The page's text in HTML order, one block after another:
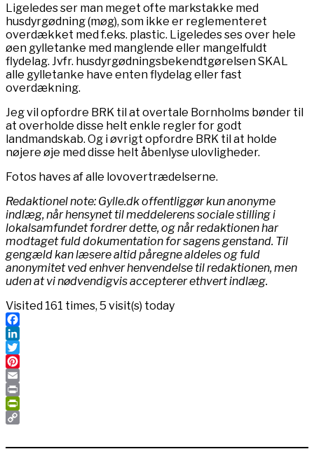
Ligeledes ser man meget ofte markstakke med
husdyrgødning (møg), som ikke er reglementeret
overdækket med f.eks. plastic. Ligeledes ses over hele
øen gylletanke med manglende eller mangelfuldt
flydelag. Jvfr. husdyrgødningsbekendtgørelsen SKAL
alle gylletanke have enten flydelag eller fast
overdækning.
Jeg vil opfordre BRK til at overtale Bornholms bønder til
at overholde disse helt enkle regler for godt
landmandskab. Og i øvrigt opfordre BRK til at holde
nøjere øje med disse helt åbenlyse ulovligheder.
Fotos haves af alle lovovertrædelserne.
Redaktionel note: Gylle.dk offentliggør kun anonyme
indlæg, når hensynet til meddelerens sociale stilling i
lokalsamfundet fordrer dette, og når redaktionen har
modtaget fuld dokumentation for sagens genstand. Til
gengæld kan læsere altid påregne aldeles og fuld
anonymitet ved enhver henvendelse til redaktionen, men
uden at vi nødvendigvis accepterer ethvert indlæg.
Visited 161 times, 5 visit(s) today
Facebook
LinkedIn
Twitter
Pinterest
Email
Print
PrintFriendly
Link